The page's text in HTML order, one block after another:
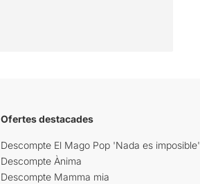
Ofertes destacades
Descompte El Mago Pop 'Nada es imposible'
Descompte Ànima
Descompte Mamma mia